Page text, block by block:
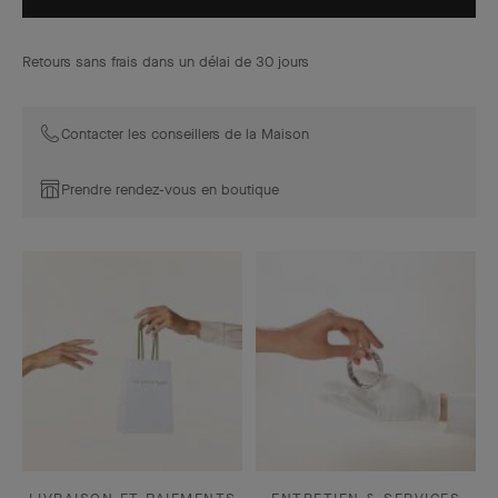
Retours sans frais dans un délai de 30 jours
Contacter les conseillers de la Maison
Prendre rendez-vous en boutique